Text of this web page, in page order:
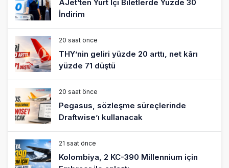
AJet’ten Yurt İçi Biletlerde Yüzde 30
İndirim
20 saat önce
THY’nin geliri yüzde 20 arttı, net kârı
yüzde 71 düştü
20 saat önce
Pegasus, sözleşme süreçlerinde
Draftwise’ı kullanacak
21 saat önce
Kolombiya, 2 KC-390 Millennium için